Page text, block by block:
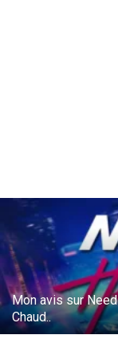
Mon avis sur
Chaud..